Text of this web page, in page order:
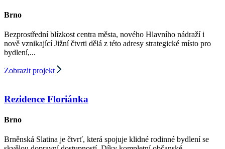
Brno
Bezprostřední blízkost centra města, nového Hlavního nádraží i
nově vznikající Jižní čtvrti dělá z této adresy strategické místo pro
bydlení,...
Zobrazit projekt
Rezidence Floriánka
Brno
Brněnská Slatina je čtvrť, která spojuje klidné rodinné bydlení se